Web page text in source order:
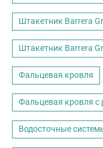
Штакетник Barrera
Штакетник Barrera
Фальцевая кровля
Фальцевая кровля с
Водосточные